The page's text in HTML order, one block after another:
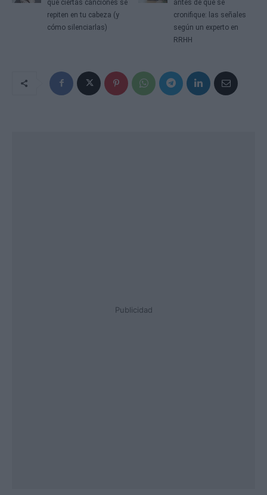
que ciertas canciones se
repiten en tu cabeza (y
cómo silenciarlas)
antes de que se
cronifique: las señales
según un experto en
RRHH
Publicidad